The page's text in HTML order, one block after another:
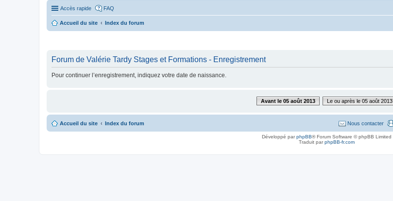
Accès rapide FAQ
Accueil du site Index du forum
Forum de Valérie Tardy Stages et Formations - Enregistrement
Pour continuer l’enregistrement, indiquez votre date de naissance.
Avant le 05 août 2013 Le ou après le 05 août 2013
Accueil du site Index du forum Nous contacter
Développé parphpBB® Forum Software © phpBB Limited
Traduit parphpBB-fr.com